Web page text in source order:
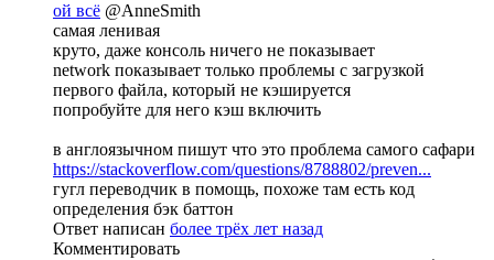
ой всё @AnneSmith
самая ленивая
круто, даже консоль ничего не показывает
network показывает только проблемы с загрузкой
первого файла, который не кэшируется
попробуйте для него кэш включить
в англоязычном пишут что это проблема самого сафари
https://stackoverflow.com/questions/8788802/preven...
гугл переводчик в помощь, похоже там есть код
определения бэк баттон
Ответ написан более трёх лет назад
Комментировать